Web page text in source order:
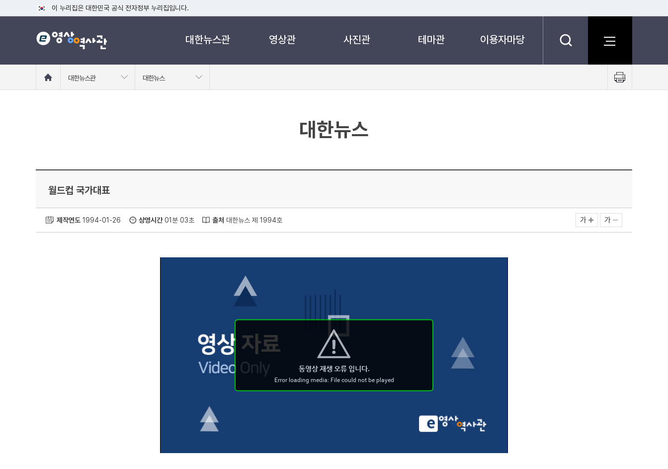
이 누리집은 대한민국 공식 전자정부 누리집입니다.
공식 누리집 주소 확인하기
go.kr 주소를 사용하는 누리집은 대한민국 정부기관이 관리하는 누리집입니다.
대한뉴스관 영상관 사진관 테마관 이용자마당
로
대한뉴스관 대한뉴스
트
대한뉴스
월드컵 국가대표
제작연도 1994-01-26 상영시간01분 03초 출처 대한뉴스 제 1994호 가 가